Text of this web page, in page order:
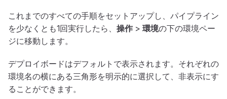
これまでのすべての手順をセットアップし、パイプライン
を少なくとも1回実行したら、 操作 > 環境の下の環境ペー
ジに移動します。
デプロイボードはデフォルトで表示されます。それぞれの
環境名の横にある三角形を明示的に選択して、非表示にす
ることができます。